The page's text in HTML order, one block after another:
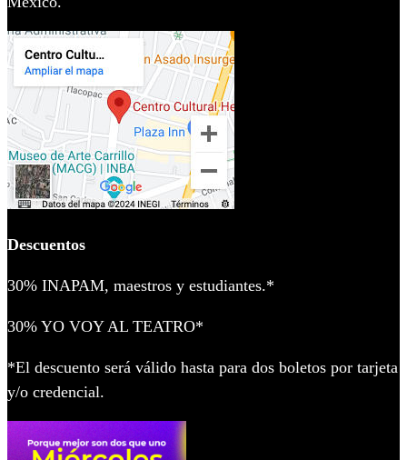
Descuentos
30% INAPAM, maestros y estudiantes.*
30% YO VOY AL TEATRO*
*El descuento será válido hasta para dos boletos por tarjeta
y/o credencial.